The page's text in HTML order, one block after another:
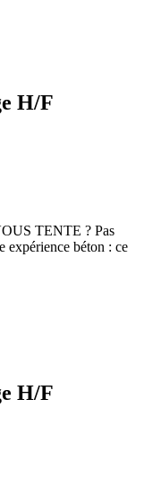
H/F
TENTE ? Pas
expérience béton : ce
H/F